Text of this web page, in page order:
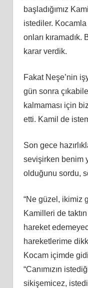
başladığımız
istediler.
onları
karar verdik.
Fakat Neşe’nin
gün sonra
kalmaması için
etti. Kamil de
Son gece
sevişirken benim
olduğunu sordu,
“Ne güzel, ikimiz
Kamilleri de
hareket
hareketlerime
Kocam içimde
“Canımızın
sikişemicez,